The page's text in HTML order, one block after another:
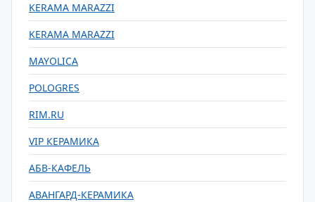
KERAMA MARAZZI
KERAMA MARAZZI
MAYOLICA
POLOGRES
RIM.RU
VIP КЕРАМИКА
АБВ-КАФЕЛЬ
АВАНГАРД-КЕРАМИКА